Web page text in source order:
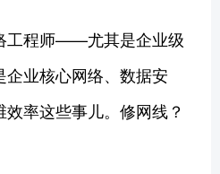
工程师——尤其是企业级
业核心网络、数据安
率这些事儿。修网线？